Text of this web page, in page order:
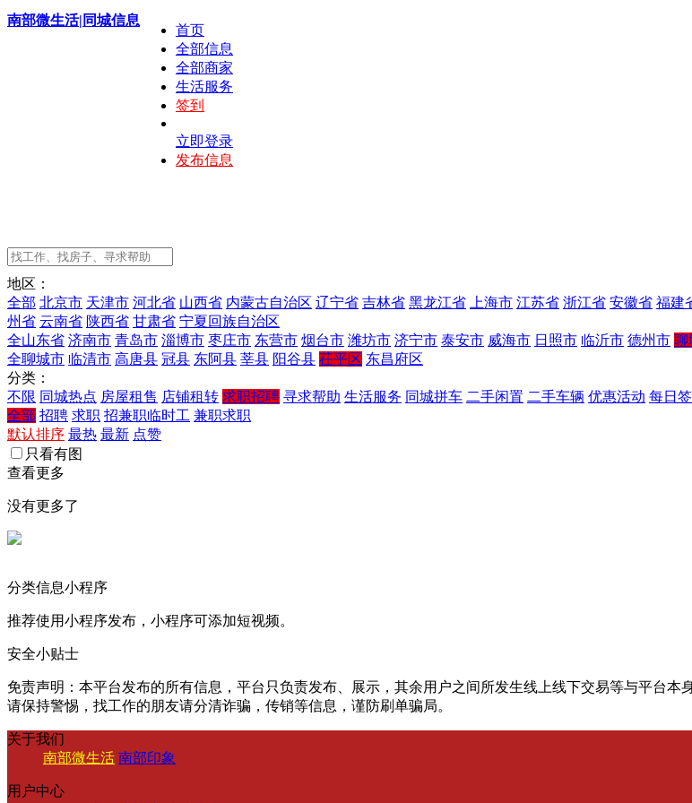
南部微生活|同城信息
首页
全部信息
全部商家
生活服务
签到
立即登录
发布信息
地区：
全部 北京市 天津市 河北省 山西省 内蒙古自治区 辽宁省 吉林省 黑龙江省 上海市 江苏省 浙江省 安徽省 福建
州省 云南省 陕西省 甘肃省 宁夏回族自治区
全山东省 济南市 青岛市 淄博市 枣庄市 东营市 烟台市 潍坊市 济宁市 泰安市 威海市 日照市 临沂市 德州市 聊
全聊城市 临清市 高唐县 冠县 东阿县 莘县 阳谷县 茌平区 东昌府区
分类：
不限 同城热点 房屋租售 店铺租转 求职招聘 寻求帮助 生活服务 同城拼车 二手闲置 二手车辆 优惠活动 每日签
全部 招聘 求职 招兼职临时工 兼职求职
默认排序 最热 最新 点赞
只看有图
查看更多
没有更多了
分类信息小程序
推荐使用小程序发布，小程序可添加短视频。
安全小贴士
免责声明：本平台发布的所有信息，平台只负责发布、展示，其余用户之间所发生线上线下交易等与平台
请保持警惕，找工作的朋友请分清诈骗，传销等信息，谨防刷单骗局。
关于我们
南部微生活 南部印象
用户中心